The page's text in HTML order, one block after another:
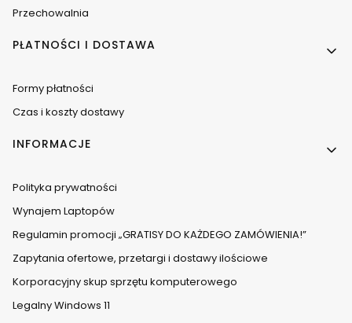
Przechowalnia
PŁATNOŚCI I DOSTAWA
Formy płatności
Czas i koszty dostawy
INFORMACJE
Polityka prywatności
Wynajem Laptopów
Regulamin promocji „GRATISY DO KAŻDEGO ZAMÓWIENIA!”
Zapytania ofertowe, przetargi i dostawy ilościowe
Korporacyjny skup sprzętu komputerowego
Legalny Windows 11